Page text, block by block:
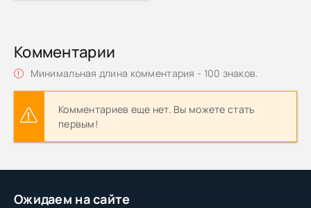
Ожидаем на сайте
Комментарии
Минимальная длина комментария - 100 знаков.
Комментариев еще нет. Вы можете стать
первым!